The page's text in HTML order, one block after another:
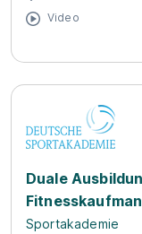
Video
Duale
Sportakademie